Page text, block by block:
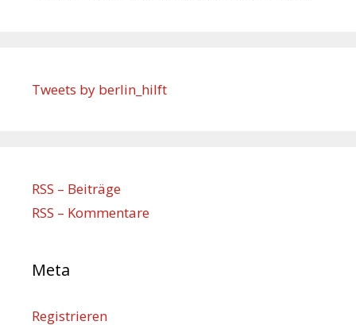
Tweets by berlin_hilft
RSS – Beiträge
RSS – Kommentare
Meta
Registrieren